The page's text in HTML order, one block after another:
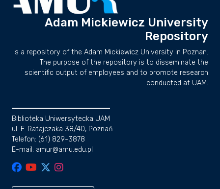
Adam Mickiewicz University
Repository
is a repository of the Adam Mickiewicz University in Poznan.
The purpose of the repository is to disseminate the
scientific output of employees and to promote research
conducted at UAM.
Biblioteka Uniwersytecka UAM
ul. F. Ratajczaka 38/40, Poznań
Telefon: (61) 829-3878
E-mail: amur@amu.edu.pl